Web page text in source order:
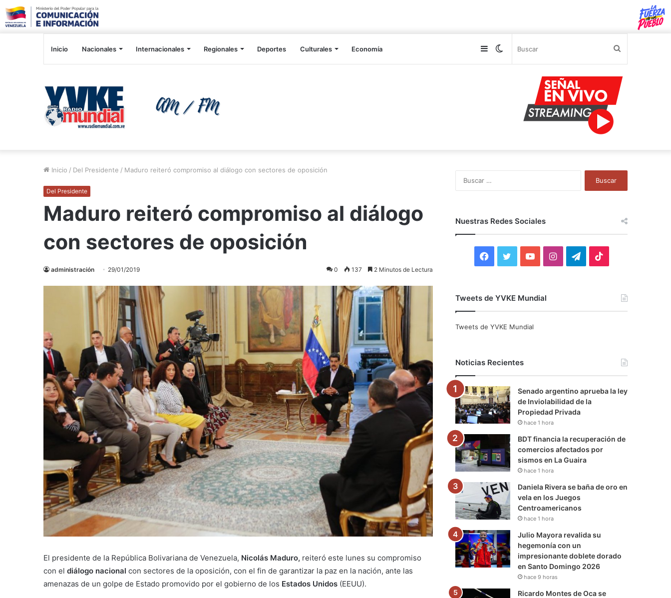
Inicio Nacionales Internacionales Regionales Deportes Culturales Economía Switch
Sidebar
Inicio / Del Presidente / Maduro reiteró compromiso al diálogo con sectores de oposición
Del Presidente
Maduro reiteró compromiso al diálogo
con sectores de oposición
administración 29/01/2019 0 137 2 Minutos de Lectura
El presidente de la República Bolivariana de Venezuela, Nicolás Maduro, reiteró este lunes su compromiso
con el diálogo nacional con sectores de la oposición, con el fin de garantizar la paz en la nación, ante las
amenazas de un golpe de Estado promovido por el gobierno de los Estados Unidos (EEUU).
Nuestras Redes Sociales
F
c
o
k
i
r
Y
u
e
I
r
a
m
T
a
m
Tweets de YVKE Mundial
Tweets de YVKE Mundial
Noticias Recientes
Senado argentino aprueba la ley
de Inviolabilidad de la
Propiedad Privada
hace 1 hora
BDT financia la recuperación de
comercios afectados por
sismos en La Guaira
hace 1 hora
Daniela Rivera se baña de oro en
vela en los Juegos
Centroamericanos
hace 1 hora
Julio Mayora revalida su
hegemonía con un
impresionante doblete dorado
en Santo Domingo 2026
hace 9 horas
Ricardo Montes de Oca se